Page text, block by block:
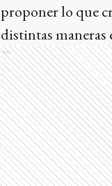
proponer lo que
distintas maneras
Ads